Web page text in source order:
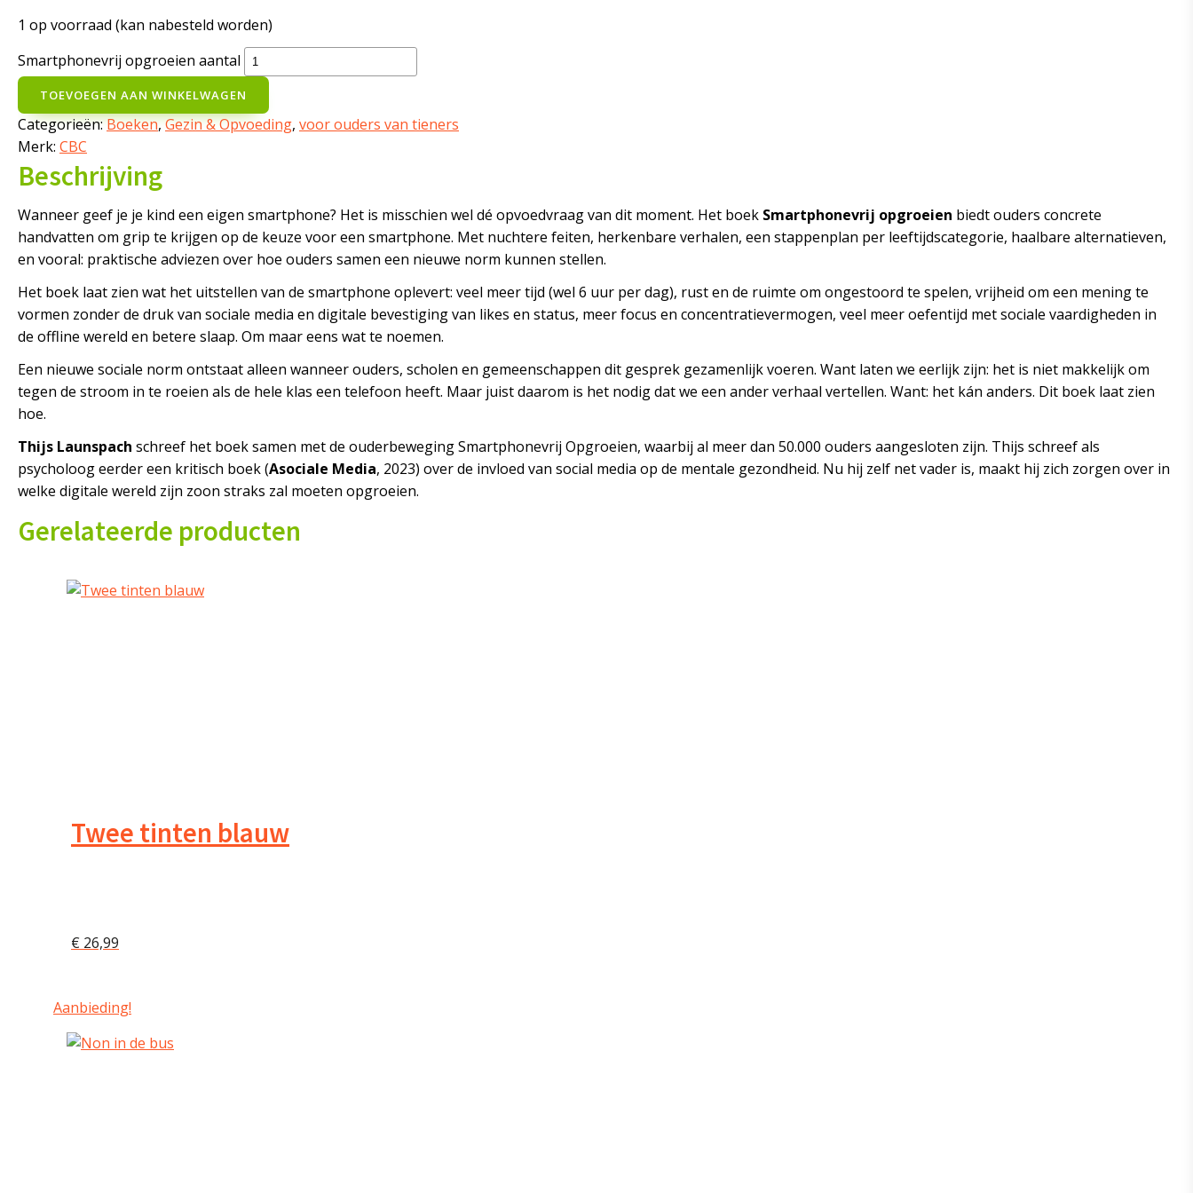
1 op voorraad (kan nabesteld worden)
Smartphonevrij opgroeien aantal
TOEVOEGEN AAN WINKELWAGEN
Categorieën:Boeken,Gezin & Opvoeding, voor ouders van tieners
Merk: CBC
Beschrijving
Wanneer geef je je kind een eigen smartphone? Het is misschien wel dé opvoedvraag van dit moment. Het boek Smartphonevrij opgroeien biedt ouders concrete
handvatten om grip te krijgen op de keuze voor een smartphone. Met nuchtere feiten, herkenbare verhalen, een stappenplan per leeftijdscategorie, haalbare alternatieven,
en vooral: praktische adviezen over hoe ouders samen een nieuwe norm kunnen stellen.
Het boek laat zien wat het uitstellen van de smartphone oplevert: veel meer tijd (wel 6 uur per dag), rust en de ruimte om ongestoord te spelen, vrijheid om een mening te
vormen zonder de druk van sociale media en digitale bevestiging van likes en status, meer focus en concentratievermogen, veel meer oefentijd met sociale vaardigheden in
de offline wereld en betere slaap. Om maar eens wat te noemen.
Een nieuwe sociale norm ontstaat alleen wanneer ouders, scholen en gemeenschappen dit gesprek gezamenlijk voeren. Want laten we eerlijk zijn: het is niet makkelijk om
tegen de stroom in te roeien als de hele klas een telefoon heeft. Maar juist daarom is het nodig dat we een ander verhaal vertellen. Want: het kán anders. Dit boek laat zien
hoe.
Thijs Launspach schreef het boek samen met de ouderbeweging Smartphonevrij Opgroeien, waarbij al meer dan 50.000 ouders aangesloten zijn. Thijs schreef als
psycholoog eerder een kritisch boek (Asociale Media, 2023) over de invloed van social media op de mentale gezondheid. Nu hij zelf net vader is, maakt hij zich zorgen over in
welke digitale wereld zijn zoon straks zal moeten opgroeien.
Gerelateerde producten
Twee tinten blauw
€ 26,99
Aanbieding!